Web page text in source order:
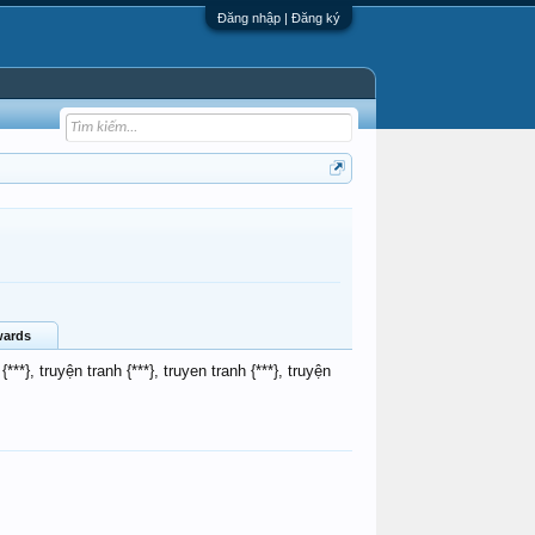
Đăng nhập | Đăng ký
truyện tranh {***}, truyen tranh {***}, truyện